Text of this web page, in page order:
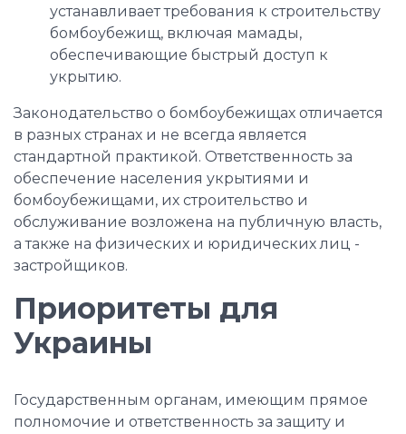
устанавливает требования к строительству
бомбоубежищ, включая мамады,
обеспечивающие быстрый доступ к
укрытию.
Законодательство о бомбоубежищах отличается
в разных странах и не всегда является
стандартной практикой. Ответственность за
обеспечение населения укрытиями и
бомбоубежищами, их строительство и
обслуживание возложена на публичную власть,
а также на физических и юридических лиц -
застройщиков.
Приоритеты для
Украины
Государственным органам, имеющим прямое
полномочие и ответственность за защиту и